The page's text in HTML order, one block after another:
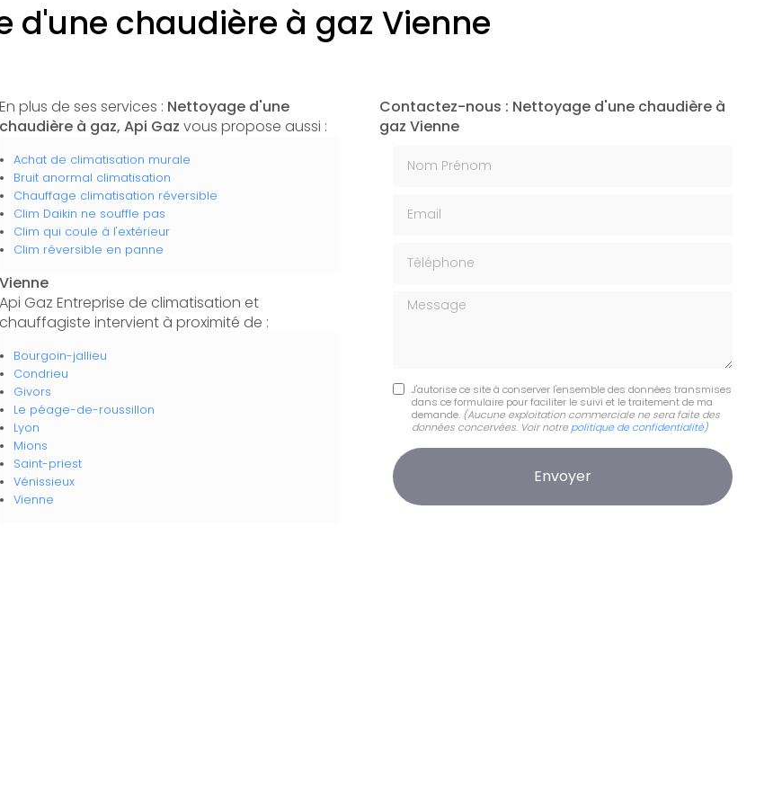
d'une chaudière à gaz Vienne
En plus de ses services : Nettoyage d'une
chaudière à gaz, Api Gaz vous propose aussi :
Achat de climatisation murale
Bruit anormal climatisation
Chauffage climatisation réversible
Clim Daikin ne souffle pas
Clim qui coule à l'extérieur
Clim réversible en panne
Vienne
Api Gaz Entreprise de climatisation et
chauffagiste intervient à proximité de :
Bourgoin-jallieu
Condrieu
Givors
Le péage-de-roussillon
Lyon
Mions
Saint-priest
Vénissieux
Vienne
Contactez-nous : Nettoyage d'une chaudière à
gaz Vienne
Message
J'autorise ce site à conserver l'ensemble des données transmises
dans ce formulaire pour faciliter le suivi et le traitement de ma
demande. (Aucune exploitation commerciale ne sera faite des
données concervées. Voir notre politique de confidentialité)